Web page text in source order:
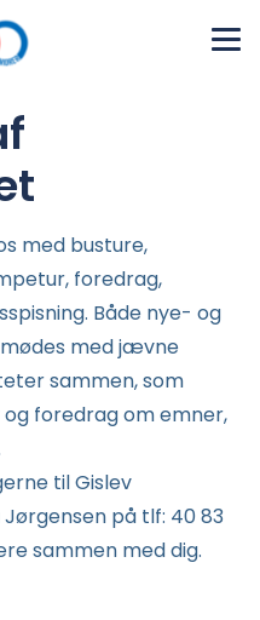
med busture,
foredrag,
Både nye- og
med jævne
sammen, som
foredrag om emner,
til Gislev
på tlf: 40 83
sammen med dig.